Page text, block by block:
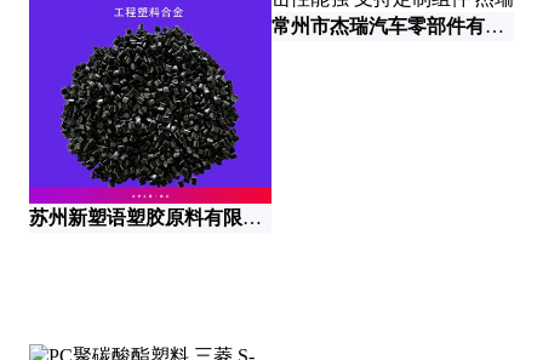
苏州新塑语塑胶原料有限公司
常州市杰瑞汽车零部件有限公司